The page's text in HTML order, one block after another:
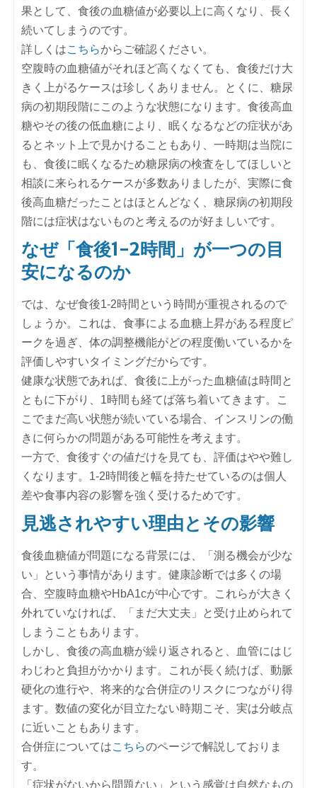
果として、食後の血糖値が必要以上に高くなり、長く
続いてしまうのです。
詳しくはこちらからご確認ください。
空腹時の血糖値がそれほど高くなくても、食後だけ大
きく上がるケースは珍しくありません。とくに、糖尿
病の初期段階にこのような状態になります。食後高血
糖やその後の低血糖により、眠くなるなどの症状があ
るとネット上で見かけることもあり、一時期は当院に
も、食後に眠くなるため糖尿病の検査をしてほしいと
相談に来られるケースが多数ありましたが、実際に食
後高血糖だったことはほとんどなく、糖尿病の初期段
階には症状はないものと考えるのが好ましいです。
なぜ「食後1-2時間」が一つの目
安になるのか
では、なぜ食後1-2時間という時間が重視されるので
しょうか。これは、食事による血糖上昇がある程度ピ
ークを過ぎ、体の調整機能がどの程度働いているかを
評価しやすいタイミングだからです。
健康な状態であれば、食後に上がった血糖値は時間と
ともに下がり、1時間も経てば落ち着いてきます。こ
こでまだ高い状態が続いている場合、インスリンの働
きに何らかの問題がある可能性を考えます。
一方で、食後すぐの値だけを見ても、評価はやや難し
くなります。1‐2時間後と幅を持たせているのは個人
差や食事内容の影響を強く受けるためです。
見逃されやすい理由とその影響
食後血糖値が問題になる背景には、「測る機会が少な
い」という事情があります。健康診断では多くの場
合、空腹時血糖やHbA1cが中心です。これらが大きく
外れていなければ、「まだ大丈夫」と受け止められて
しまうこともあります。
しかし、食後の高血糖が繰り返されると、血管にはじ
わじわと負担がかかります。これが長く続けば、動脈
硬化の進行や、将来的な合併症のリスクにつながり得
ます。数値の変化が目立たない時期こそ、実は分岐点
に近いこともあります。
合併症についてはこちらのページで解説しておりま
す。
「症状がないから問題ない」という感覚は自然なもの